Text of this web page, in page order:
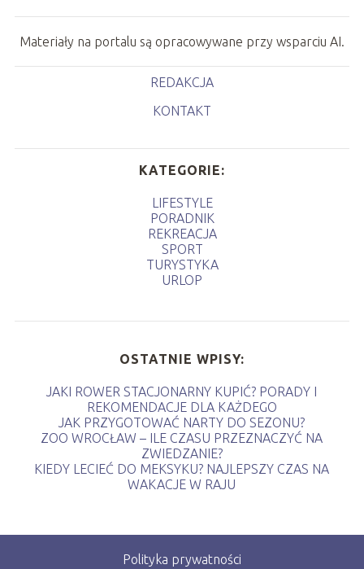
Materiały na portalu są opracowywane przy wsparciu AI.
REDAKCJA
KONTAKT
KATEGORIE:
LIFESTYLE
PORADNIK
REKREACJA
SPORT
TURYSTYKA
URLOP
OSTATNIE WPISY:
JAKI ROWER STACJONARNY KUPIĆ? PORADY I
REKOMENDACJE DLA KAŻDEGO
JAK PRZYGOTOWAĆ NARTY DO SEZONU?
ZOO WROCŁAW – ILE CZASU PRZEZNACZYĆ NA
ZWIEDZANIE?
KIEDY LECIEĆ DO MEKSYKU? NAJLEPSZY CZAS NA
WAKACJE W RAJU
Polityka prywatności